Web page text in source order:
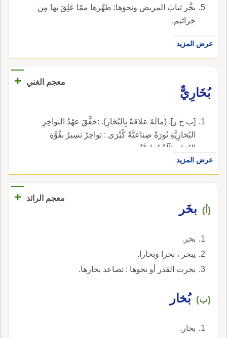
بخَّر ثيابَ المريض ونحوَها: طهَّرها ممّا عَلِقَ بها مِن
جَراثيم.
عرض المزيد
معجم الغني
+
بُخَارِيٌّ
[ب خ ر]. (مالَهُ علاقةٌ بِالبُخَارِ). :حَقَّقَ عهْدُ البَواخِرِ
البُخارِيَّةِ ثَورَةً صِناعيَّةً كُبْرَى : بَواخِرُ تسِيرُ بقُوَّةِ
البُخارِ. :آلَةٌ بُخارِيَّةٌ.
عرض المزيد
معجم الرائد +
(أ) بخَر
بخر.
يبخر ، بخرا وبخارا.
بخرت القدر أو نحوها : تصاعد بخارها.
(ب) بُخار
بخار.